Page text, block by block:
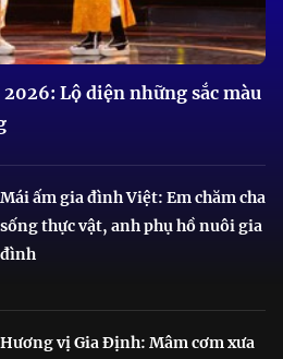
Lộ diện những sắc màu
Mái ấm gia đình Việt: Em chăm cha
sống thực vật, anh phụ hồ nuôi gia
đình
Hương vị Gia Định: Mâm cơm xưa